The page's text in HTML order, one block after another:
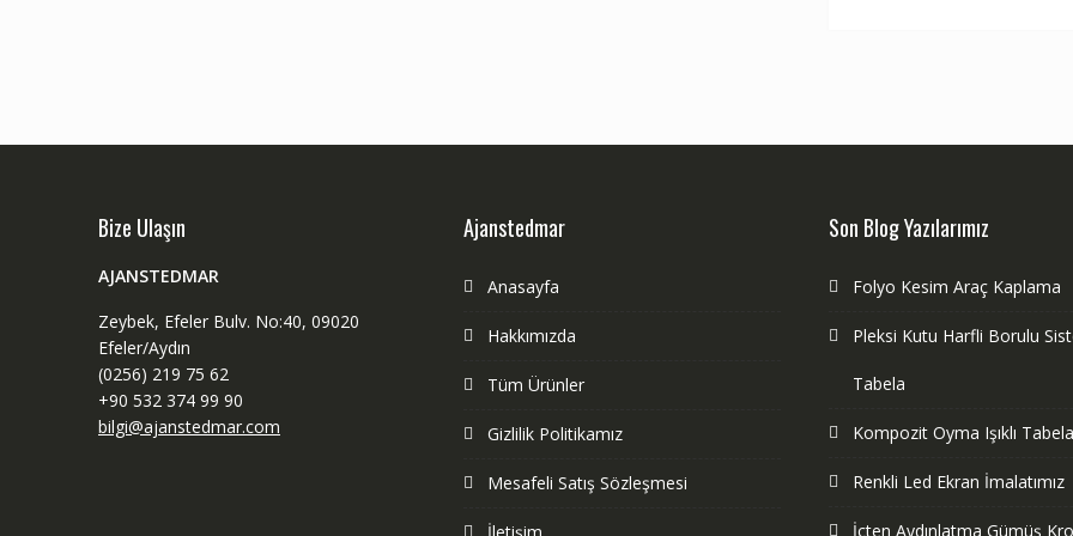
Bize Ulaşın
AJANSTEDMAR
Zeybek, Efeler Bulv. No:40, 09020
Efeler/Aydın
(0256) 219 75 62
+90 532 374 99 90
bilgi@ajanstedmar.com
Ajanstedmar
Anasayfa
Hakkımızda
Tüm Ürünler
Gizlilik Politikamız
Mesafeli Satış Sözleşmesi
Son Blog Yazılarımız
Folyo Kesim Araç Kaplama
Pleksi Kutu Harfli Borulu
Tabela
Kompozit Oyma Işıklı
Renkli Led Ekran İmalatımız
İçten Aydınlatma Gümüş